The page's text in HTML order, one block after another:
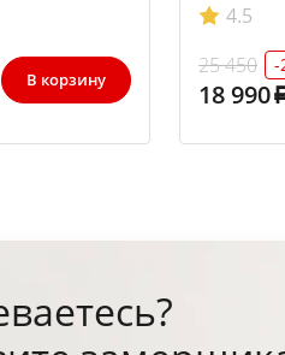
В корзину
4.5
25 450
-
18 990